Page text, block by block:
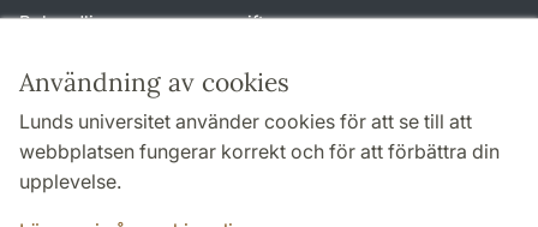
Användning av cookies
Lunds universitet använder cookies för att se till att
webbplatsen fungerar korrekt och för att förbättra din
upplevelse.
Behandling av personuppgifter
TYPO3-login
Följ oss i sociala medier